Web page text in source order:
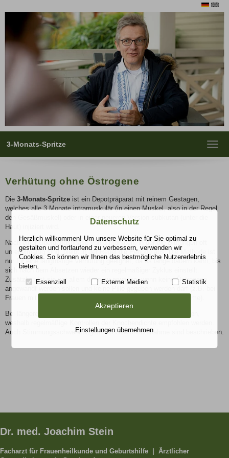
3-Monats-Spritze
Verhütung ohne Östrogene
Die 3-Monats-Spritze ist ein Depotpräparat mit reinem Gestagen,
welches alle 3 Monate intramuskulär (in einen Muskel, also in der Regel
den Gesäßmuskel) oder in einer neueren Version subkutan (unter die
Haut) injiziert wird.
Nach einer Übergangsphase von 3 Monaten, in der die Blutungen oft
unregelmäßig sind, bleibt in der Regel die Periode aus. Die Methode ist
nur für eine langfristige Verhütung geeignet, da es lange dauern kann, bis
sich nach dem Absetzen wieder ein regelmäßiger Zyklus einstellt.
Zusätzlich ist sie vor allem dann zu erwägen, wenn keine Östrogene
angewandt werden sollen und keine Pille gegeben werden darf (z.B. bei
Frauen mit Epilepsie und entsprechender Medikamenteneinnahme).
Bei längerer Anwendung kann eine Osteoporose gefördert werden,
weshalb regelmäßige Kontrollen der Knochendichte empfohlen werden.
Auch Stimmungsschwankungen und Gewichtszunahme sind beschrieben.
Dr. med. Joachim Stein
Facharzt für Frauenheilkunde und Geburtshilfe | Ärztlicher
Datenschutz
Herzlich willkommen! Um unsere Website für Sie optimal zu
gestalten und fortlaufend zu verbessern, verwenden wir
Cookies. So können wir Ihnen das bestmögliche Nutzererlebnis
bieten.
Essenziell Externe Medien Statistik
Akzeptieren
Einstellungen übernehmen